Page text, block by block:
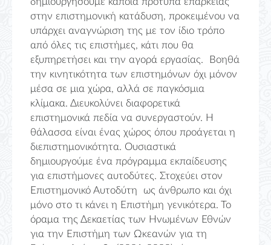
στην επιστημονική κατάδυση, προκειμένου να
υπάρχει αναγνώριση της με τον ίδιο τρόπο
από όλες τις επιστήμες, κάτι που θα
εξυπηρετήσει και την αγορά εργασίας. Βοηθά
την κινητικότητα των επιστημόνων όχι μόνον
μέσα σε μια χώρα, αλλά σε παγκόσμια
κλίμακα. Διευκολύνει διαφορετικά
επιστημονικά πεδία να συνεργαστούν. Η
θάλασσα είναι ένας χώρος όπου προάγεται η
διεπιστημονικότητα. Ουσιαστικά
δημιουργούμε ένα πρόγραμμα εκπαίδευσης
για επιστήμονες αυτοδύτες. Στοχεύει στον
Επιστημονικό Αυτοδύτη ως άνθρωπο και όχι
μόνο στο τι κάνει η Επιστήμη γενικότερα. Το
όραμα της Δεκαετίας των Ηνωμένων Εθνών
για την Επιστήμη των Ωκεανών για τη